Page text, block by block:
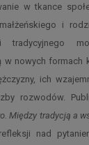
w tkance
i
tradycyjnego
w nowych formach
ich
rozwodów.
Między tradycją a
nad